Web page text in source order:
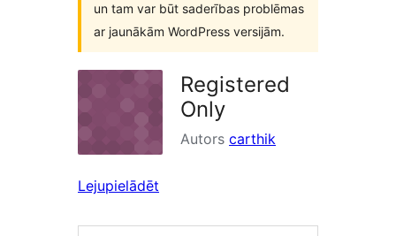
un tam var būt saderības problēmas
ar jaunākām WordPress versijām.
Registered
Only
Autors carthik
Lejupielādēt